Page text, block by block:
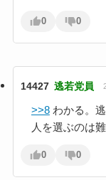
0 0
14427 逃若党員
>>8わかる。
人を選ぶのは難
0 0